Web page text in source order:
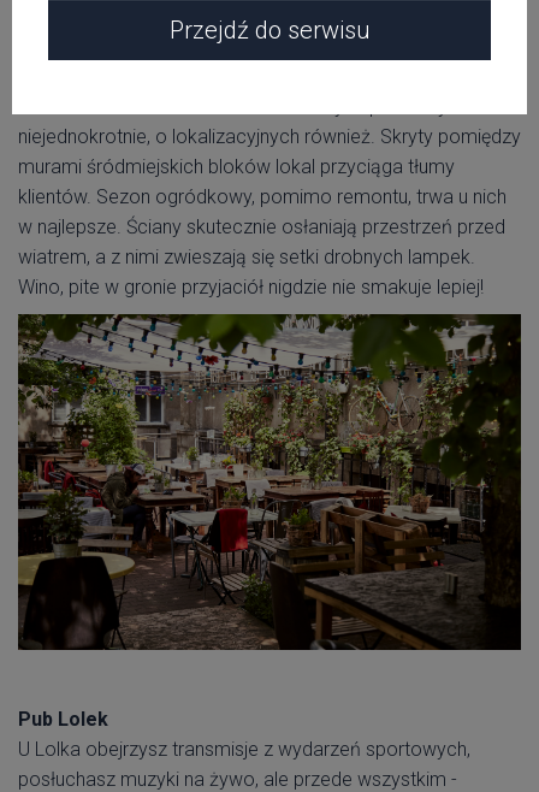
niejednokrotnie, o lokalizacyjnych również. Skryty pomiędzy
murami śródmiejskich bloków lokal przyciąga tłumy
klientów. Sezon ogródkowy, pomimo remontu, trwa u nich
w najlepsze. Ściany skutecznie osłaniają przestrzeń przed
wiatrem, a z nimi zwieszają się setki drobnych lampek.
Wino, pite w gronie przyjaciół nigdzie nie smakuje lepiej!
Pub Lolek
U Lolka obejrzysz transmisje z wydarzeń sportowych,
posłuchasz muzyki na żywo, ale przede wszystkim -
Przejdź do serwisu